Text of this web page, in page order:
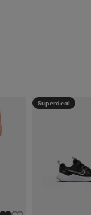
Superdeal